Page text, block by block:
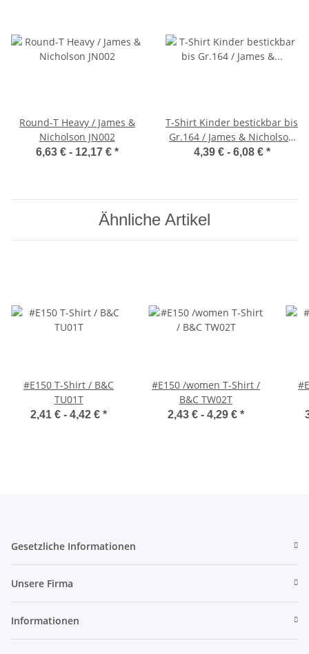
Round-T Heavy / James &
Nicholson JN002
6,63 € - 12,17 € *
T-Shirt Kinder bestickbar bis
Gr.164 / James & Nicholson
JN019
4,39 € - 6,08 € *
Ähnliche Artikel
#E150 T-Shirt / B&C
TU01T
2,41 € - 4,42 € *
#E150 /women T-Shirt /
B&C TW02T
2,43 € - 4,29 € *
Gesetzliche Informationen
Unsere Firma
Informationen